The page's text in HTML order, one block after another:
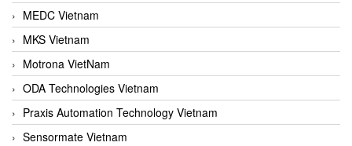
MEDC Vietnam
MKS Vietnam
Motrona VietNam
ODA Technologies Vietnam
Praxis Automation Technology Vietnam
Sensormate Vietnam